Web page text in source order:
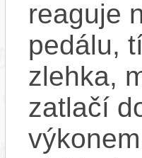
reaguje
pedálu,
zlehka,
zatlačí